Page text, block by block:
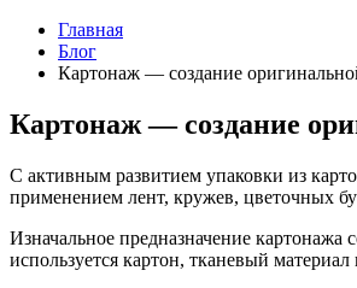
Главная
Блог
Картонаж — создание
Картонаж — создание
С активным развитием упаковки из
применением лент, кружев, цветочных
Изначальное предназначение
используется картон, тканевый